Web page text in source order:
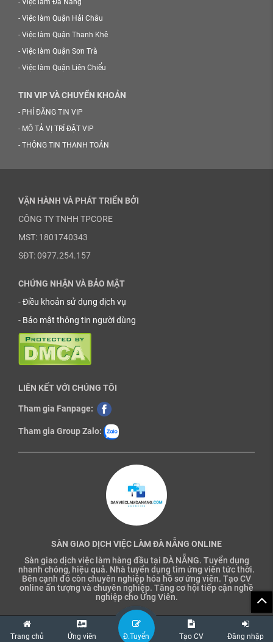
Trang chủ Ứng viên Đ.Tuyển Tạo CV Đăng nhập
- Việc làm Đà Nẵng
- Việc làm Quận Hải Châu
- Việc làm Quận Thanh Khê
- Việc làm Quận Sơn Trà
- Việc làm Quận Liên Chiểu
TIN VIP VÀ CHUYỂN KHOẢN
- PHÍ ĐĂNG TIN VIP
- MÔ TẢ VỊ TRÍ ĐẶT VIP
- THÔNG TIN THANH TOÁN
VẬN HÀNH VÀ PHÁT TRIỂN BỞI
CÔNG TY TNHH TPCORE
MST: 1801740343
SĐT: 0977.254.157
CHỨNG NHẬN VÀ BẢO MẬT
-Điều khoản sử dụng dịch vụ
- Bảo mật thông tin người dùng
LIÊN KẾT VỚI CHÚNG TÔI
Tham gia Fanpage:
Tham gia Group Zalo:
SÀN GIAO DỊCH VIỆC LÀM ĐÀ NẴNG ONLINE
Sàn giao dịch việc làm hàng đầu tại ĐÀ NẴNG. Tuyển dụng
nhanh chóng, hiệu quả. Nhà tuyển dụng tìm ứng viên tức thời.
Bên cạnh đó còn chuyên nghiệp hóa hồ sơ ứng viên. Tạo CV
online ấn tượng và chuyên nghiệp. Tăng cơ hội tiếp cận nghề
nghiệp cho Ứng Viên.